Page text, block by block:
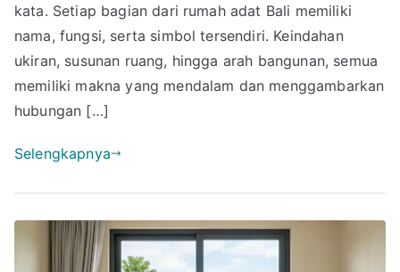
dan
Fakta
Menariknya
kata. Setiap bagian dari rumah adat Bali memiliki
nama, fungsi, serta simbol tersendiri. Keindahan
ukiran, susunan ruang, hingga arah bangunan, semua
memiliki makna yang mendalam dan menggambarkan
hubungan […]
Selengkapnya